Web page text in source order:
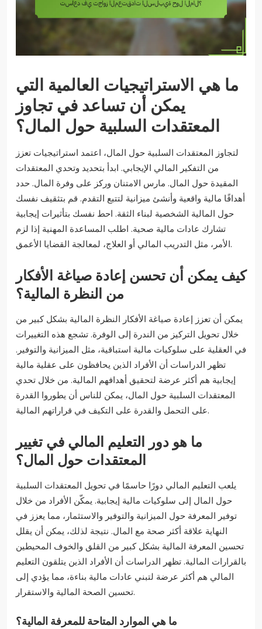
ما هي الاستراتيجيات العالمية التي
يمكن أن تساعد في تجاوز
المعتقدات السلبية حول المال؟
لتجاوز المعتقدات السلبية حول المال، اعتمد استراتيجيات تعزز
من التفكير المالي الإيجابي. ابدأ بتحديد وتحدي المعتقدات
المقيدة حول المال. مارس الامتنان وركز على وفرة المال. حدد
أهدافًا مالية واقعية وأنشئ ميزانية لتتبع التقدم. قم بتثقيف نفسك
حول المالية الشخصية لبناء الثقة. احط نفسك بتأثيرات إيجابية
تشارك عادات مالية صحية. اطلب المساعدة المهنية إذا لزم
الأمر، مثل التدريب المالي أو العلاج، لمعالجة القضايا الأعمق.
كيف يمكن أن تحسن إعادة صياغة الأفكار
من النظرة المالية؟
يمكن أن تعزز إعادة صياغة الأفكار النظرة المالية بشكل كبير من
خلال تحويل التركيز من الندرة إلى الوفرة. تشجع هذه التغييرات
في العقلية على سلوكيات مالية استباقية، مثل الميزانية والتوفير.
تظهر الدراسات أن الأفراد الذين يحافظون على عقلية مالية
إيجابية هم أكثر عرضة لتحقيق أهدافهم المالية. من خلال تحدي
المعتقدات السلبية حول المال، يمكن للناس أن يطوروا القدرة
على التحمل والقدرة على التكيف في قراراتهم المالية.
ما هو دور التعليم المالي في تغيير
المعتقدات حول المال؟
يلعب التعليم المالي دورًا حاسمًا في تحويل المعتقدات السلبية
حول المال إلى سلوكيات مالية إيجابية. يمكّن الأفراد من خلال
توفير المعرفة حول الميزانية والتوفير والاستثمار، مما يعزز في
النهاية علاقة أكثر صحة مع المال. نتيجة لذلك، يمكن أن يقلل
تحسين المعرفة المالية بشكل كبير من القلق والخوف المحيطين
بالقرارات المالية. تظهر الدراسات أن الأفراد الذين يتلقون التعليم
المالي هم أكثر عرضة لتبني عادات مالية بناءة، مما يؤدي إلى
تحسين الصحة المالية والاستقرار.
ما هي الموارد المتاحة للمعرفة المالية؟